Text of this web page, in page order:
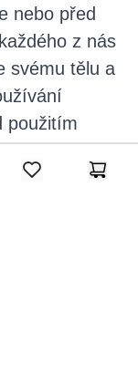
items in favorites,
Košík
nebo před
z nás
svému tělu a
použitím
máte